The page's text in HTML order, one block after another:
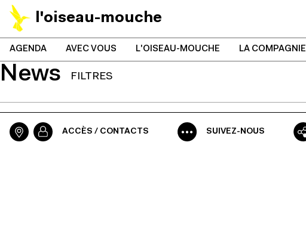
l'oiseau-mouche
AGENDA AVEC VOUS L'OISEAU-MOUCHE LA COMPAGNIE
News FILTRES
ACCÈS / CONTACTS SUIVEZ-NOUS